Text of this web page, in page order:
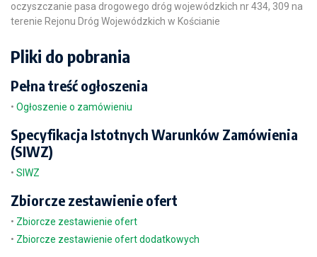
oczyszczanie pasa drogowego dróg wojewódzkich nr 434, 309 na
terenie Rejonu Dróg Wojewódzkich w Kościanie
Pliki do pobrania
Pełna treść ogłoszenia
• Ogłoszenie o zamówieniu
Specyfikacja Istotnych Warunków Zamówienia
(SIWZ)
• SIWZ
Zbiorcze zestawienie ofert
• Zbiorcze zestawienie ofert
• Zbiorcze zestawienie ofert dodatkowych